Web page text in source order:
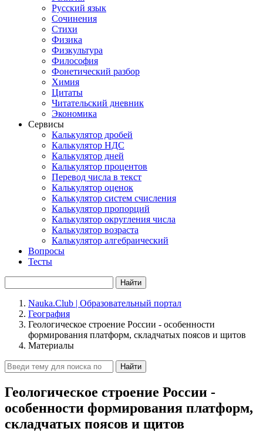
Русский язык
Сочинения
Стихи
Физика
Физкультура
Философия
Фонетический разбор
Химия
Цитаты
Читательский дневник
Экономика
Сервисы
Калькулятор дробей
Калькулятор НДС
Калькулятор дней
Калькулятор процентов
Перевод числа в текст
Калькулятор оценок
Калькулятор систем счисления
Калькулятор пропорций
Калькулятор округления числа
Калькулятор возраста
Калькулятор алгебраический
Вопросы
Тесты
Найти
Nauka.Club | Образовательный портал
География
Геологическое строение России - особенности
формирования платформ, складчатых поясов и щитов
Материалы
Найти
Геологическое строение России -
особенности формирования платформ,
складчатых поясов и щитов